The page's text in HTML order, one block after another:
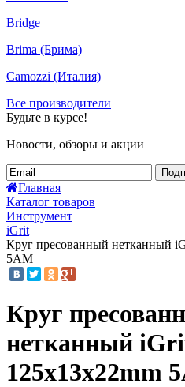
Bridge
Brima (Брима)
Camozzi (Италия)
Все производители
Будьте в курсе!
Новости, обзоры и акции
Главная
Каталог товаров
Инструмент
iGrit
Круг пресованный нетканный
5АМ
Круг
нетканный
125х13х22mm